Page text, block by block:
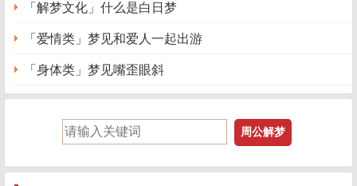
「解梦文化」什么是白日梦
「爱情类」梦见和爱人一起出游
「身体类」梦见嘴歪眼斜